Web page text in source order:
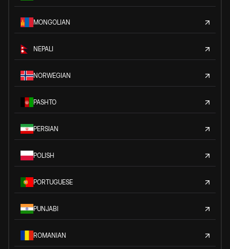
MONGOLIAN
NEPALI
NORWEGIAN
PASHTO
PERSIAN
POLISH
PORTUGUESE
PUNJABI
ROMANIAN